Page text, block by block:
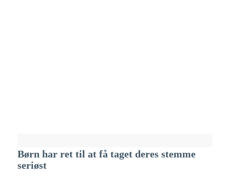
Børn har ret til at få taget deres stemme
seriøst